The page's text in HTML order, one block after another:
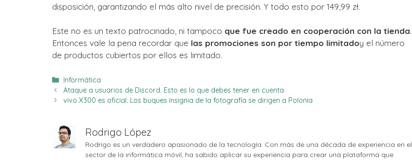
disposición, garantizando el más alto nivel de precisión. Y todo esto por 149,99 zł.
Este no es un texto patrocinado, ni tampoco que fue creado en cooperación con la tienda.
Entonces vale la pena recordar que las promociones son por tiempo limitadoy el número
de productos cubiertos por ellos es limitado.
Categorías
Informática
Ataque a usuarios de Discord. Esto es lo que debes tener en cuenta
vivo X300 es oficial. Los buques insignia de la fotografía se dirigen a Polonia
Rodrigo López
Rodrigo es un verdadero apasionado de la tecnología. Con más de una década de experiencia en el
sector de la informática móvil, ha sabido aplicar su experiencia para crear una plataforma que